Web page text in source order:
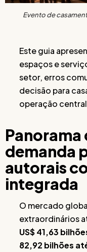
Evento de
Este guia
espaços e
setor, erros
decisão para
operação
demanda
autorais
integrada
O mercado
extraordinários
US$ 41,63
82,92 bilhões